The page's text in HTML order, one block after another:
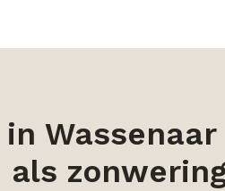
Wassenaar
als